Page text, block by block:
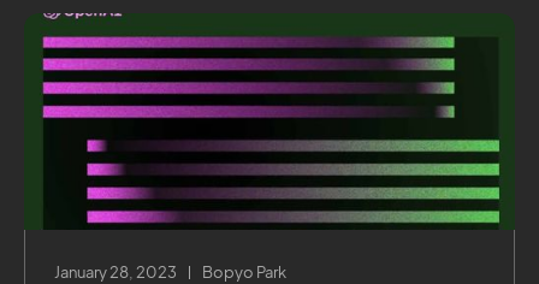
January 28, 2023 Bopyo Park